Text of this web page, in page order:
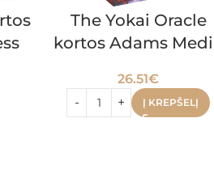
The Yokai Oracle
kortos Adams
26.51€
Į KREPŠELĮ